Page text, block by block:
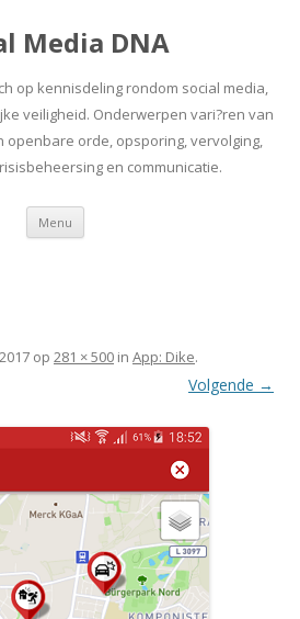
Media DNA
op kennisdeling rondom social media,
veiligheid. Onderwerpen vari?ren van
openbare orde, opsporing, vervolging,
en communicatie.
Menu Spring
inhoud
op 281 × 500 in App: Dike.
Volgende →